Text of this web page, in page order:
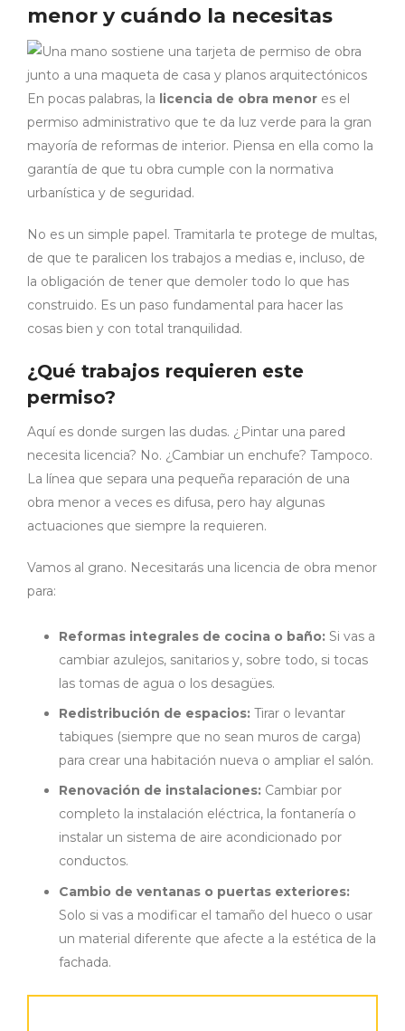
menor y cuándo la necesitas
En pocas palabras, la licencia de obra menor es el
permiso administrativo que te da luz verde para la gran
mayoría de reformas de interior. Piensa en ella como la
garantía de que tu obra cumple con la normativa
urbanística y de seguridad.
No es un simple papel. Tramitarla te protege de multas,
de que te paralicen los trabajos a medias e, incluso, de
la obligación de tener que demoler todo lo que has
construido. Es un paso fundamental para hacer las
cosas bien y con total tranquilidad.
¿Qué trabajos requieren este
permiso?
Aquí es donde surgen las dudas. ¿Pintar una pared
necesita licencia? No. ¿Cambiar un enchufe? Tampoco.
La línea que separa una pequeña reparación de una
obra menor a veces es difusa, pero hay algunas
actuaciones que siempre la requieren.
Vamos al grano. Necesitarás una licencia de obra menor
para:
Reformas integrales de cocina o baño: Si vas a
cambiar azulejos, sanitarios y, sobre todo, si tocas
las tomas de agua o los desagües.
Redistribución de espacios: Tirar o levantar
tabiques (siempre que no sean muros de carga)
para crear una habitación nueva o ampliar el salón.
Renovación de instalaciones: Cambiar por
completo la instalación eléctrica, la fontanería o
instalar un sistema de aire acondicionado por
conductos.
Cambio de ventanas o puertas exteriores:
Solo si vas a modificar el tamaño del hueco o usar
un material diferente que afecte a la estética de la
fachada.